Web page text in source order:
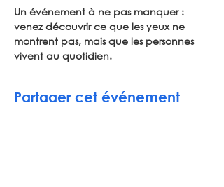
Un événement à ne pas manquer :
venez découvrir ce que les yeux ne
montrent pas, mais que les personnes
vivent au quotidien.
Partager cet événement